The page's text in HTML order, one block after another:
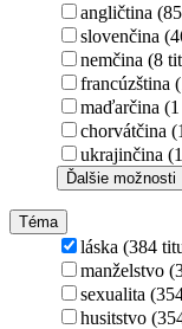
angličtina
slovenčina
nemčina (8
francúzština
maďarčina
chorvátčina
ukrajinčina
Ďalšie možnosti
Téma
láska (384
manželstvo
sexualita
husitstvo